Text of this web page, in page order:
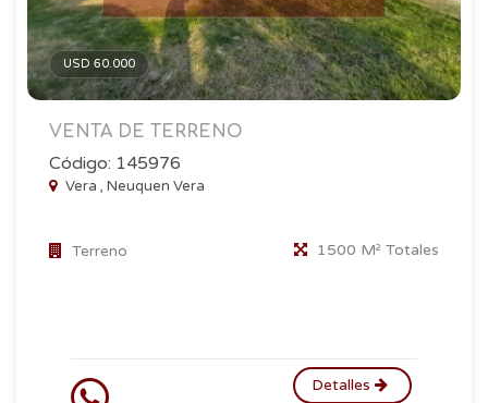
USD 60.000
VENTA DE TERRENO
Código: 145976
Vera , Neuquen Vera
Terreno 1500 M² Totales
Detalles